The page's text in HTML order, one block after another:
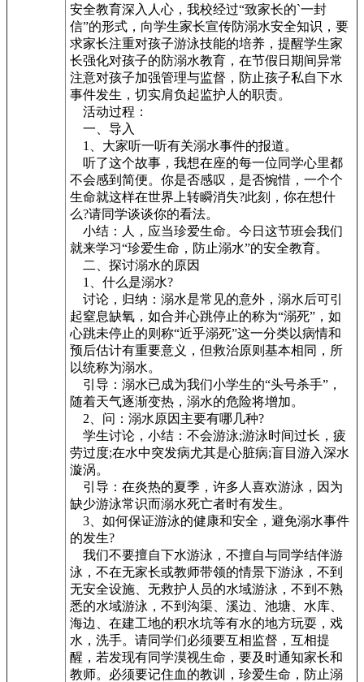
安全教育深入人心，我校经过“致家长的`一封
信”的形式，向学生家长宣传防溺水安全知识，要
求家长注重对孩子游泳技能的培养，提醒学生家
长强化对孩子的防溺水教育，在节假日期间异常
注意对孩子加强管理与监督，防止孩子私自下水
事件发生，切实肩负起监护人的职责。
活动过程：
一、导入
1、大家听一听有关溺水事件的报道。
听了这个故事，我想在座的每一位同学心里都
不会感到简便。你是否感叹，是否惋惜，一个个
生命就这样在世界上转瞬消失?此刻，你在想什
么?请同学谈谈你的看法。
小结：人，应当珍爱生命。今日这节班会我们
就来学习“珍爱生命，防止溺水”的安全教育。
二、探讨溺水的原因
1、什么是溺水?
讨论，归纳：溺水是常见的意外，溺水后可引
起窒息缺氧，如合并心跳停止的称为“溺死”，如
心跳未停止的则称“近乎溺死”这一分类以病情和
预后估计有重要意义，但救治原则基本相同，所
以统称为溺水。
引导：溺水已成为我们小学生的“头号杀手”，
随着天气逐渐变热，溺水的危险将增加。
2、问：溺水原因主要有哪几种?
学生讨论，小结：不会游泳;游泳时间过长，疲
劳过度;在水中突发病尤其是心脏病;盲目游入深水
漩涡。
引导：在炎热的夏季，许多人喜欢游泳，因为
缺少游泳常识而溺水死亡者时有发生。
3、如何保证游泳的健康和安全，避免溺水事件
的发生?
我们不要擅自下水游泳，不擅自与同学结伴游
泳，不在无家长或教师带领的情景下游泳，不到
无安全设施、无救护人员的水域游泳，不到不熟
悉的水域游泳，不到沟渠、溪边、池塘、水库、
海边、在建工地的积水坑等有水的地方玩耍，戏
水，洗手。请同学们必须要互相监督，互相提
醒，若发现有同学漠视生命，要及时通知家长和
教师。必须要记住血的教训，珍爱生命，防止溺